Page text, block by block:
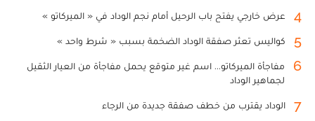
4 عرض خارجي يفتح باب الرحيل أمام نجم الوداد في « الميركاتو »
5 كواليس تعثر صفقة الوداد الضخمة بسبب « شرط واحد »
6
مفاجأة الميركاتو... اسم غير متوقع يحمل مفاجأة من العيار الثقيل
لجماهير الوداد
7 الوداد يقترب من خطف صفقة جديدة من الرجاء